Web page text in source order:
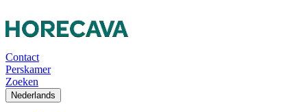
Contact
Perskamer
Zoeken
Nederlands